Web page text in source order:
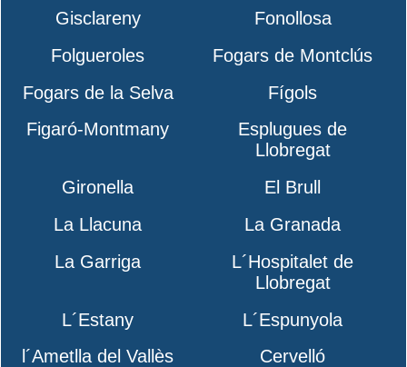
Gisclareny
Fonollosa
Folgueroles
Fogars de Montclús
Fogars de la Selva
Fígols
Figaró-Montmany
Esplugues de
Llobregat
Gironella
El Brull
La Llacuna
La Granada
La Garriga
L´Hospitalet de
Llobregat
L´Estany
L´Espunyola
l´Ametlla del Vallès
Cervelló